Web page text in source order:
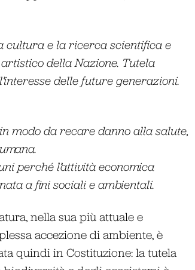
cultura e la ricerca scientifica e
della Nazione. Tutela
delle future generazioni.
modo da recare danno alla salute,
perché l’attività economica
a fini sociali e ambientali.
nella sua più attuale e
accezione di ambiente, è
quindi in Costituzione: la tutela